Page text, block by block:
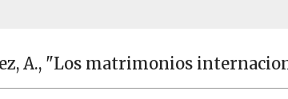
A., "Los matrimonios